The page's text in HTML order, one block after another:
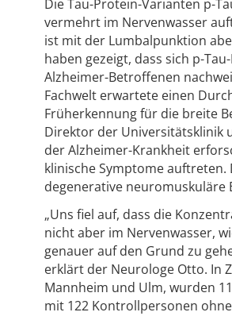
Die Tau-Protein-Varianten p-
vermehrt im Nervenwasser
ist mit der Lumbalpunktion
haben gezeigt, dass sich p-
Alzheimer-Betroffenen
Fachwelt erwartete einen
Früherkennung für die breite
Direktor der Universitätsklinik
der Alzheimer-Krankheit
klinische Symptome auftreten.
degenerative neuromuskuläre
„Uns fiel auf, dass die
nicht aber im Nervenwasser,
genauer auf den Grund zu
erklärt der Neurologe Otto. In
Mannheim und Ulm, wurden
mit 122 Kontrollpersonen